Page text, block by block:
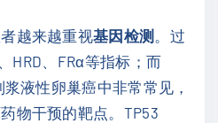
越来越重视基因检测 。过
HRD、FRα等指标；而
液性卵巢癌中非常常见，
物干预的靶点。TP53